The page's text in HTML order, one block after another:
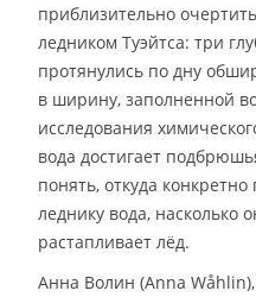
приблизительно
ледником Туэйтса: три
протянулись по дну
в ширину, заполненной
исследования
вода достигает
понять, откуда
леднику вода, насколько
растапливает лёд.
Анна Волин (Anna